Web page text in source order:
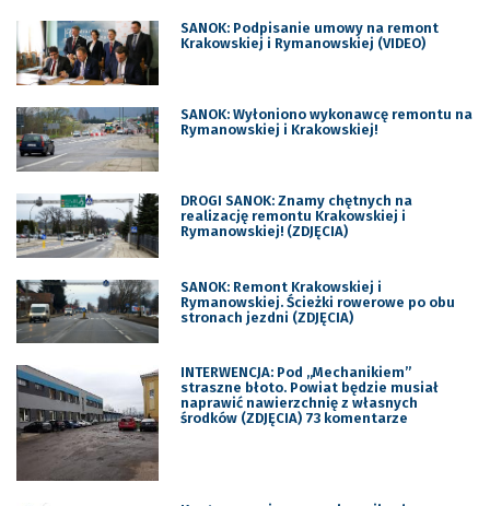
SANOK: Podpisanie umowy na remont
Krakowskiej i Rymanowskiej (VIDEO)
SANOK: Wyłoniono wykonawcę remontu na
Rymanowskiej i Krakowskiej!
DROGI SANOK: Znamy chętnych na
realizację remontu Krakowskiej i
Rymanowskiej! (ZDJĘCIA)
SANOK: Remont Krakowskiej i
Rymanowskiej. Ścieżki rowerowe po obu
stronach jezdni (ZDJĘCIA)
INTERWENCJA: Pod „Mechanikiem”
straszne błoto. Powiat będzie musiał
naprawić nawierzchnię z własnych
środków (ZDJĘCIA) 73 komentarze